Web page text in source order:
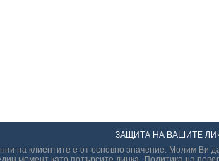
ЗАЩИТА НА ВАШИТЕ
на клиентите е от основно значение. Молим Ви